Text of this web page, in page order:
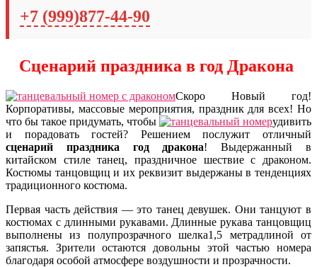
+7 (999)877-44-90
Сценарий праздника в год Дракона
Скоро Новый год!
Корпоративы, массовые мероприятия, праздник для всех! Но
что бы такое придумать, чтобы
удивить
и порадовать гостей? Решением послужит отличный
сценарий праздника год дракона!
Выдержанный в
китайском стиле танец, праздничное шествие с драконом.
Костюмы танцовщиц и их реквизит выдержаны в тенденциях
традиционного костюма.
Первая часть действия — это танец девушек. Они танцуют в
костюмах с длинными рукавами. Длинные рукава танцовщиц
выполнены из полупрозрачного шелка1,5 метрадлиной от
запястья. Зрители остаются довольны этой частью номера
благодаря особой атмосфере воздушности и прозрачности.